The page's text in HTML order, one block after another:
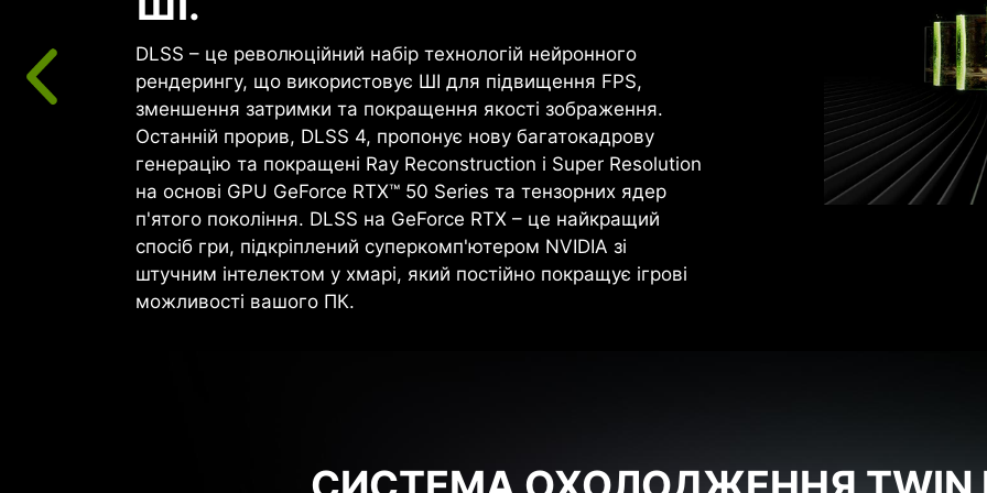
DLSS – це революційний набір технологій нейронного
рендерингу, що використовує ШІ для підвищення FPS,
зменшення затримки та покращення якості зображення.
Останній прорив, DLSS 4, пропонує нову багатокадрову
генерацію та покращені Ray Reconstruction і Super Resolution
на основі GPU GeForce RTX™ 50 Series та тензорних ядер
п'ятого покоління. DLSS на GeForce RTX – це найкращий
спосіб гри, підкріплений суперкомп'ютером NVIDIA зі
штучним інтелектом у хмарі, який постійно покращує ігрові
можливості вашого ПК.